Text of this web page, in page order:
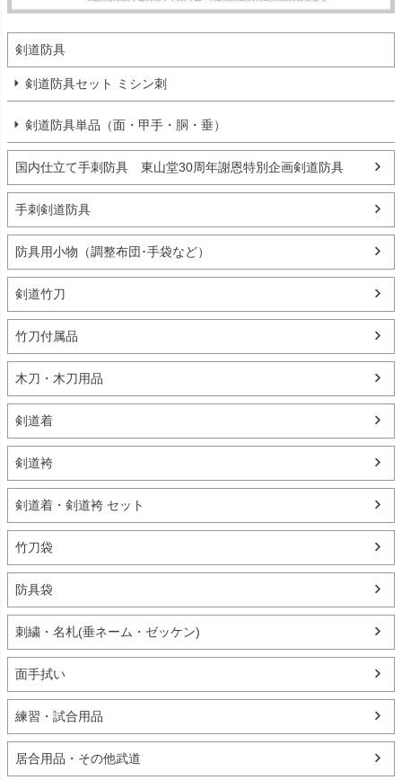
剣道防具
剣道防具セット ミシン刺
剣道防具単品（面・甲手・胴・垂）
国内仕立て手刺防具 東山堂30周年謝恩特別企画剣道防具
手刺剣道防具
防具用小物（調整布団･手袋など）
剣道竹刀
竹刀付属品
木刀・木刀用品
剣道着
剣道袴
剣道着・剣道袴 セット
竹刀袋
防具袋
刺繍・名札(垂ネーム・ゼッケン)
面手拭い
練習・試合用品
居合用品・その他武道